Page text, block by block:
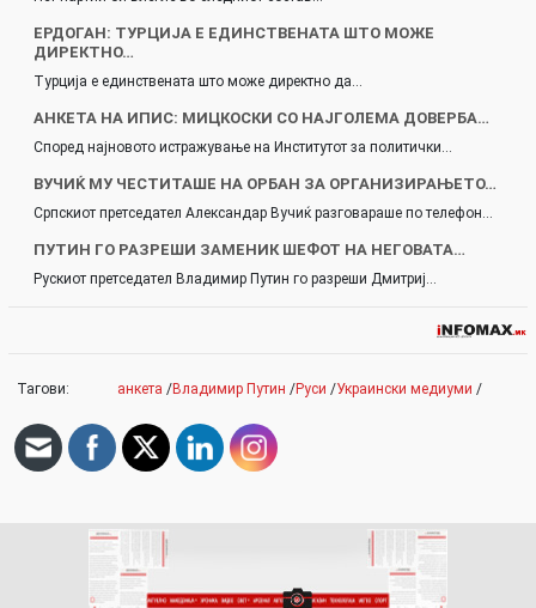
ЕРДОГАН: ТУРЦИЈА Е ЕДИНСТВЕНАТА ШТО МОЖЕ
ДИРЕКТНО…
Турција е единствената што може директно да…
АНКЕТА НА ИПИС: МИЦКОСКИ СО НАЈГОЛЕМА ДОВЕРБА…
Според најновото истражување на Институтот за политички…
ВУЧИЌ МУ ЧЕСТИТАШЕ НА ОРБАН ЗА ОРГАНИЗИРАЊЕТО…
Српскиот претседател Александар Вучиќ разговараше по телефон…
ПУТИН ГО РАЗРЕШИ ЗАМЕНИК ШЕФОТ НА НЕГОВАТА…
Рускиот претседател Владимир Путин го разреши Дмитриј…
Тагови: анкета /Владимир Путин /Руси /Украински медиуми /